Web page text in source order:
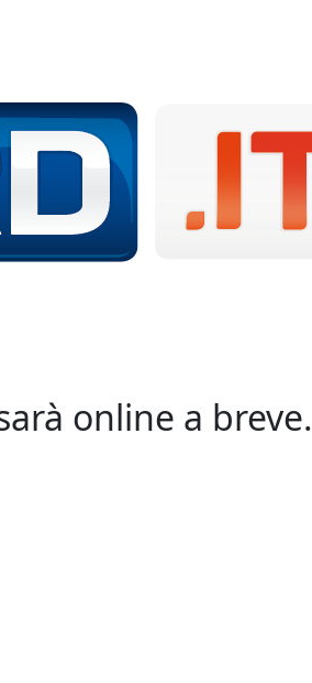
online a breve.